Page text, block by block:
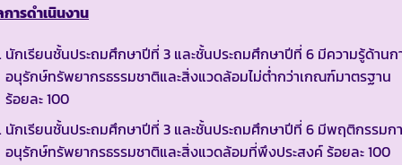
ารดำเนินงาน
นักเรียนชั้นประถมศึกษาปีที่ 3 และชั้นประถมศึกษาปีที่ 6 มีความรู้ด้านก
อนุรักษ์ทรัพยากรธรรมชาติและสิ่งแวดล้อมไม่ต่ำกว่าเกณฑ์มาตรฐาน
ร้อยละ 100
นักเรียนชั้นประถมศึกษาปีที่ 3 และชั้นประถมศึกษาปีที่ 6 มีพฤติกรรมก
อนุรักษ์ทรัพยากรธรรมชาติและสิ่งแวดล้อมที่พึงประสงค์ ร้อยละ 100